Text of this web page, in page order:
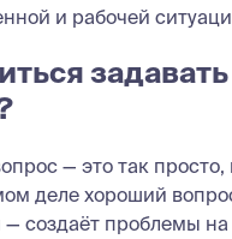
и рабочей
задавать
— это так просто,
деле хороший
— создаёт проблемы